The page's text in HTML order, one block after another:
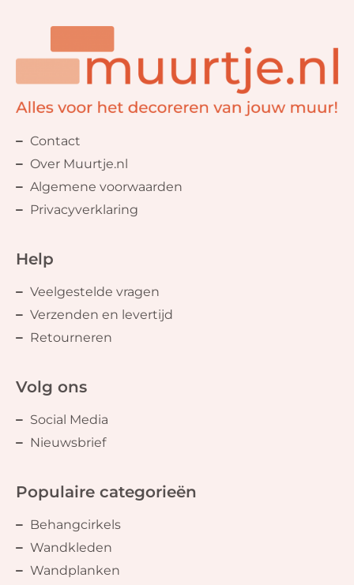
Contact
Over Muurtje.nl
Algemene voorwaarden
Privacyverklaring
Help
Veelgestelde vragen
Verzenden en levertijd
Retourneren
Volg ons
Social Media
Nieuwsbrief
Populaire categorieën
Behangcirkels
Wandkleden
Wandplanken